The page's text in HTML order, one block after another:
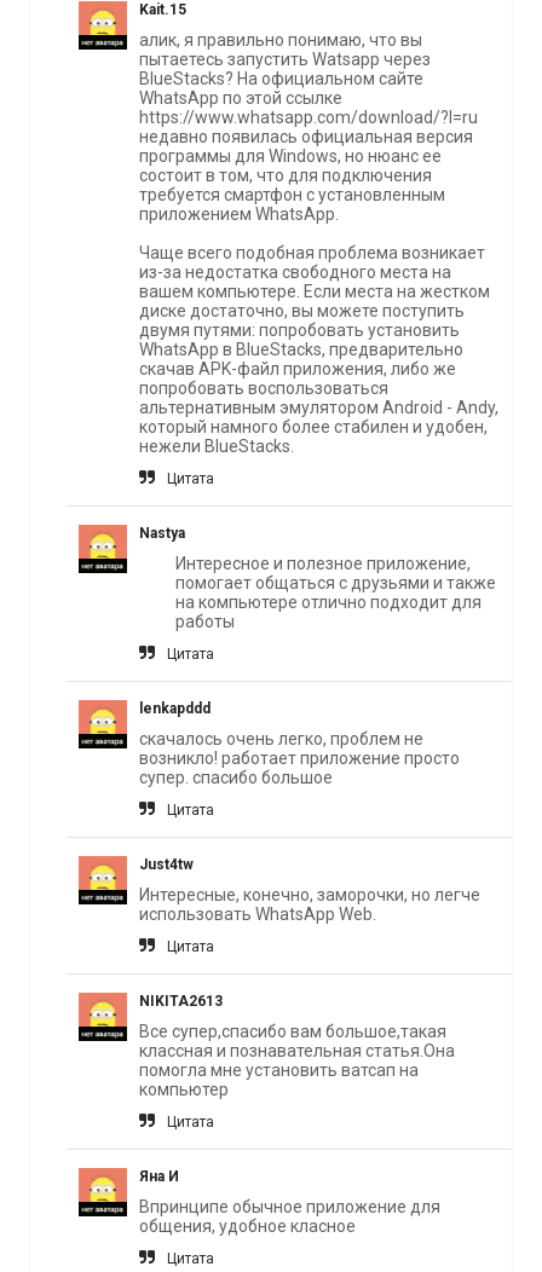
Kait.15
алик, я правильно понимаю, что вы
пытаетесь запустить Watsapp через
BlueStacks? На официальном сайте
WhatsApp по этой ссылке
https://www.whatsapp.com/download/?l=ru
недавно появилась официальная версия
программы для Windows, но нюанс ее
состоит в том, что для подключения
требуется смартфон с установленным
приложением WhatsApp.
Чаще всего подобная проблема возникает
из-за недостатка свободного места на
вашем компьютере. Если места на жестком
диске достаточно, вы можете поступить
двумя путями: попробовать установить
WhatsApp в BlueStacks, предварительно
скачав APK-файл приложения, либо же
попробовать воспользоваться
альтернативным эмулятором Android - Andy,
который намного более стабилен и удобен,
нежели BlueStacks.
Цитата
Nastya
Интересное и полезное приложение,
помогает общаться с друзьями и также
на компьютере отлично подходит для
работы
Цитата
lenkapddd
скачалось очень легко, проблем не
возникло! работает приложение просто
супер. спасибо большое
Цитата
Just4tw
Интересные, конечно, заморочки, но легче
использовать WhatsApp Web.
Цитата
NIKITA2613
Все супер,спасибо вам большое,такая
классная и познавательная статья.Она
помогла мне установить ватсап на
компьютер
Цитата
Яна И
Впринципе обычное приложение для
общения, удобное класное
Цитата